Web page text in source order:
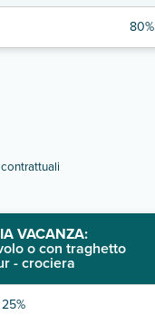
80%
VACANZA:
o con traghetto
- crociera
25%